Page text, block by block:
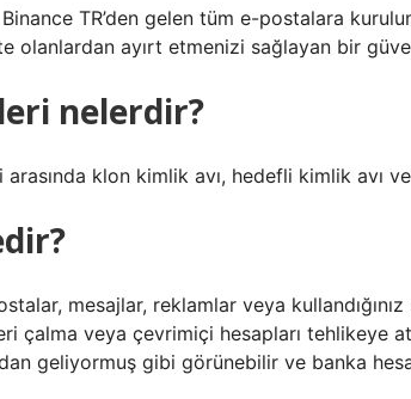
TR’den gelen tüm e-postalara
olanlardan ayırt etmenizi sağlayan bir
nelerdir?
arasında klon kimlik avı, hedefli kimlik avı
mesajlar, reklamlar veya
çalma veya çevrimiçi hesapları tehlikeye
geliyormuş gibi görünebilir ve banka